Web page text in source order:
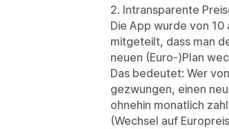
2. Intransparente
Die App wurde von
mitgeteilt, dass man
neuen (Euro-)Plan
Das bedeutet: Wer
gezwungen, einen
ohnehin monatlich
(Wechsel auf